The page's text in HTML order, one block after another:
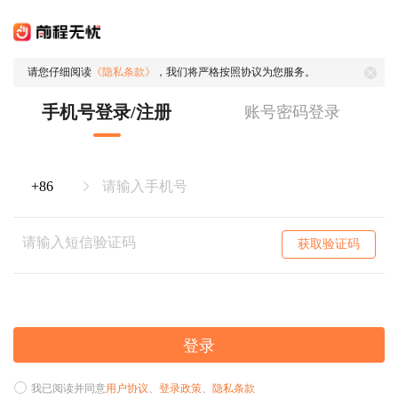
请您仔细阅读 《隐私条款》 ，我们将严格按照协议为您服务。
手机号登录/注册 账号密码登录
获取验证码
登录
我已阅读并同意用户协议、 登录政策、 隐私条款